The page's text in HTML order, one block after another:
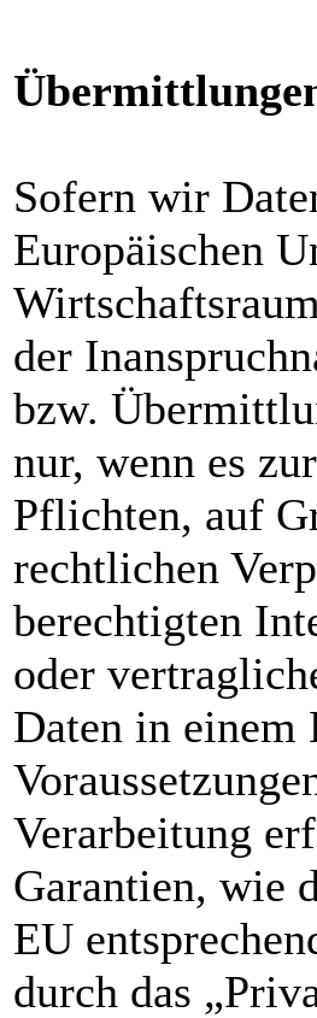
Sofern wir
Europäischen
der
bzw.
nur, wenn es
Pflichten, auf
rechtlichen
berechtigten
oder
Daten in einem
Verarbeitung
Garantien, wie
EU
durch das